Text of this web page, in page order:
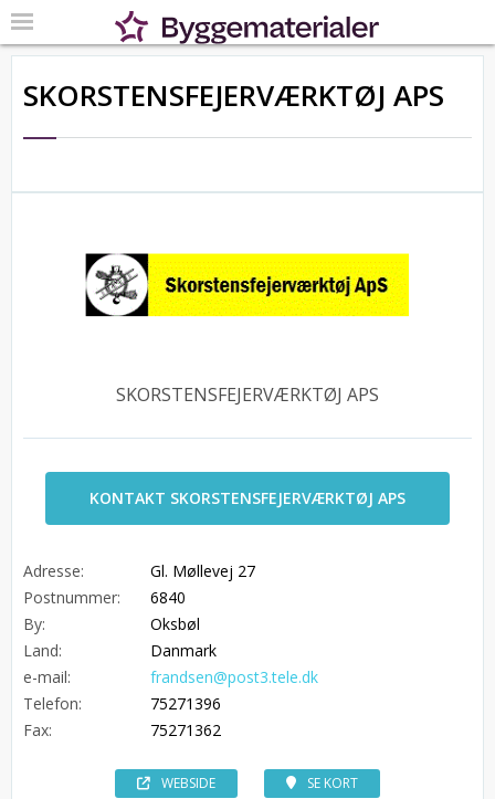
SKORSTENSFEJERVÆRKTØJ APS
SKORSTENSFEJERVÆRKTØJ APS
KONTAKT SKORSTENSFEJERVÆRKTØJ APS
Adresse:
Gl. Møllevej 27
Postnummer:
6840
By:
Oksbøl
Land:
Danmark
e-mail:
frandsen@post3.tele.dk
Telefon:
75271396
Fax:
75271362
WEBSIDE SE KORT